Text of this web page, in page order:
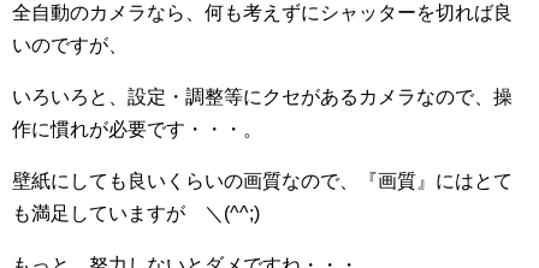
全自動のカメラなら、何も考えずにシャッターを切れば良
いのですが、
いろいろと、設定・調整等にクセがあるカメラなので、操
作に慣れが必要です・・・。
壁紙にしても良いくらいの画質なので、『画質』にはとて
も満足していますが ＼(^^;)